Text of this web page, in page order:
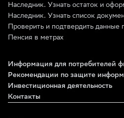
Наследник. Узнать остаток и
Наследник. Узнать список
Проверить и подтвердить
Пенсия в метрах
Информация для потребителей
Рекомендации по защите
Инвестиционная деятельность
Контакты